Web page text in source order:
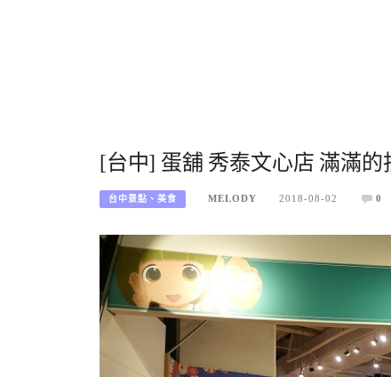
[台中] 蛋舖 秀泰文心店 滿滿
台中景點、美食 MELODY 2018-08-02 0